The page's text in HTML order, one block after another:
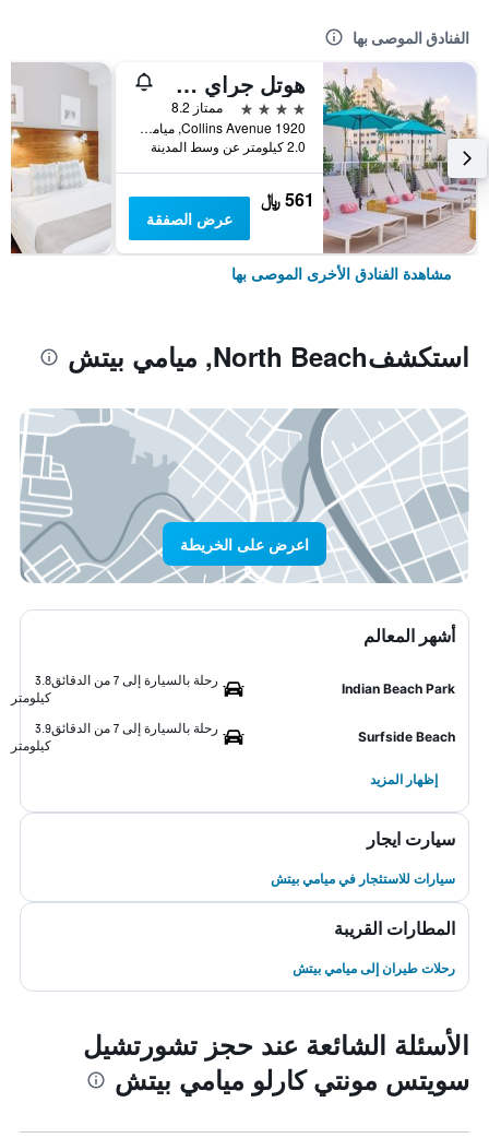
الفنادق الموصى بها
هوتل جراي ستون - للبالغين فقط
4 نجوم
ممتاز 8.2
1920 Collins Avenue, ميامي بيتش, FL, الولايات المتحدة الأميريكية
2.0 كيلومتر عن وسط المدينة
561 ﷼
عرض الصفقة
مشاهدة الفنادق الأخرى الموصى بها
استكشفNorth Beach, ميامي بيتش
اعرض على الخريطة
أشهر المعالم
Indian Beach Park
رحلة بالسيارة إلى 7 من الدقائق
3.8
كيلومتر
Surfside Beach
رحلة بالسيارة إلى 7 من الدقائق
3.9
كيلومتر
إظهار المزيد
سيارت ايجار
سيارات للاستئجار في ميامي بيتش
المطارات القريبة
رحلات طيران إلى ميامي بيتش
الأسئلة الشائعة عند حجز تشورتشيل
سويتس مونتي كارلو ميامي بيتش